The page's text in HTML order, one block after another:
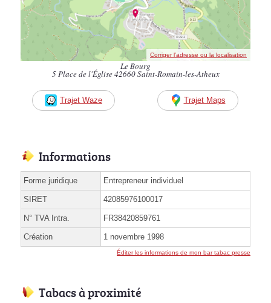
Corriger l’adresse ou la localisation
Le Bourg
5 Place de l'Église 42660 Saint-Romain-les-Atheux
Trajet Waze Trajet Maps
Informations
Forme juridique Entrepreneur individuel
SIRET 42085976100017
N° TVA Intra. FR38420859761
Création 1 novembre 1998
Éditer les informations de mon bar tabac presse
Tabacs à proximité